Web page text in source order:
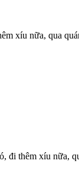
xíu nữa, qua
đi thêm xíu nữa,